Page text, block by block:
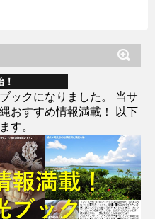
ックになりました。 当サ
おすすめ情報満載！ 以下
す。